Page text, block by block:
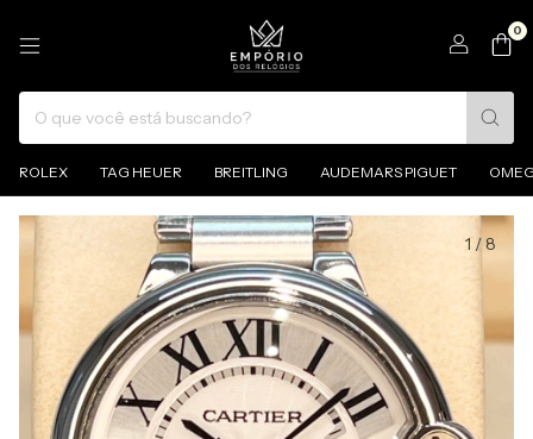
0
ROLEX TAG HEUER BREITLING AUDEMARS PIGUET
1 /8